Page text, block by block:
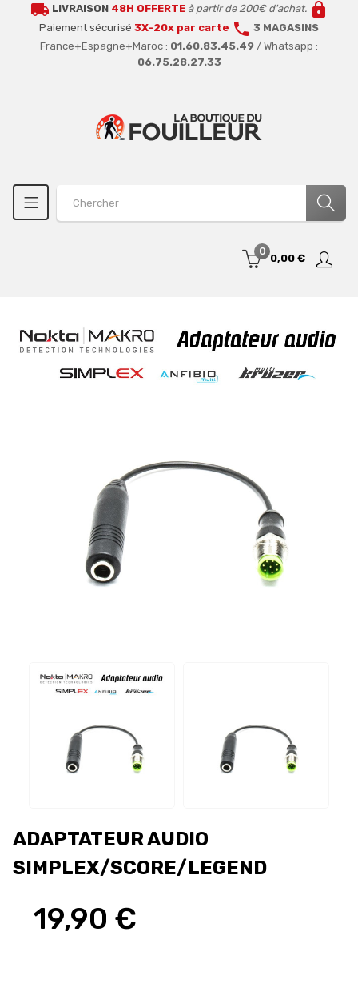
local_shipping LIVRAISON 48H OFFERTE à partir de 200€ d'achat. lock
Paiement sécurisé 3X-20x par carte call 3 MAGASINS
France+Espagne+Maroc : 01.60.83.45.49 / Whatsapp :
06.75.28.27.33
0
0,00 €
ADAPTATEUR AUDIO
SIMPLEX/SCORE/LEGEND
19,90 €